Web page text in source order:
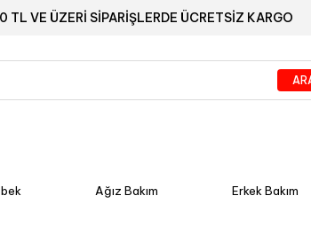
TL VE ÜZERİ SİPARİŞLERDE ÜCRETSİZ KARGO
Ağız Bakım Erkek Bakım